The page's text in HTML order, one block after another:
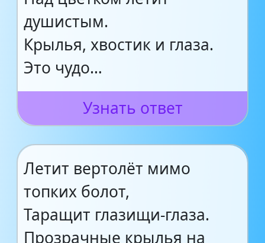
душистым.
Крылья, хвостик и глаза.
Это чудо…
Узнать ответ
Летит вертолёт мимо
топких болот,
Таращит глазищи-глаза.
Прозрачные крылья на